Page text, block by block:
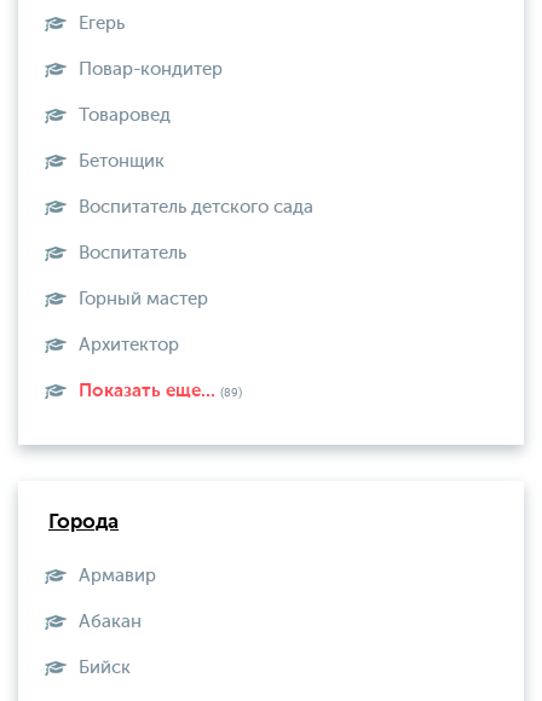
Егерь
Повар-кондитер
Товаровед
Бетонщик
Воспитатель детского сада
Воспитатель
Горный мастер
Архитектор
Показать еще... (89)
Города
Армавир
Абакан
Бийск